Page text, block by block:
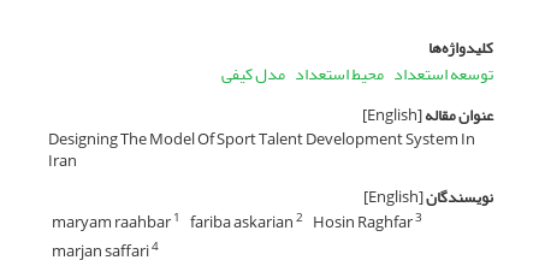
کلیدواژه‌ها
توسعه استعداد محیط استعداد مدل کیفی
عنوان مقاله[English]
Designing The Model Of Sport Talent Development System In
Iran
نویسندگان[English]
maryam raahbar1 fariba askarian2 Hosin Raghfar3
marjan saffari4